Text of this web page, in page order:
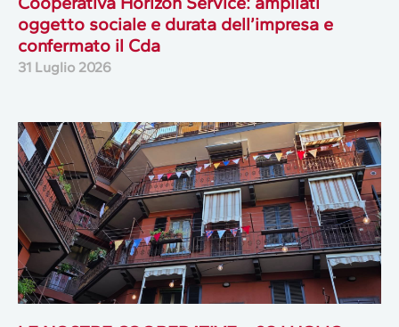
oggetto sociale e durata dell’impresa e
confermato il Cda
31 Luglio 2026